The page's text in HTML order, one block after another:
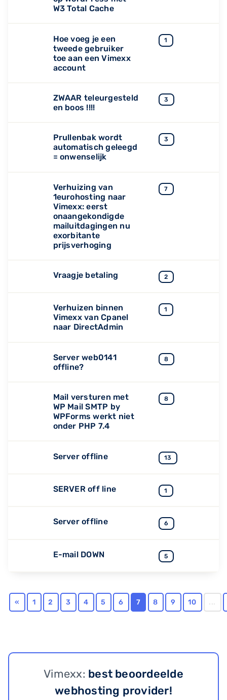
W3 Total Cache
Hoe voeg je een
tweede gebruiker
toe aan een Vimexx
account
1
ZWAAR teleurgesteld
en boos !!!!
3
Prullenbak wordt
automatisch geleegd
= onwenselijk
3
Verhuizing van
1eurohosting naar
Vimexx: eerst
onaangekondigde
mailuitdagingen nu
exorbitante
prijsverhoging
7
Vraagje betaling 2
Verhuizen binnen
Vimexx van Cpanel
naar DirectAdmin
1
Server web0141
offline?
8
Mail versturen met
WP Mail SMTP by
WPForms werkt niet
onder PHP 7.4
8
Server offline 13
SERVER off line 1
Server offline 6
E-mail DOWN 5
« 1 2 3 4 5 6 7 8 9 10 ...
Vimexx: best beoordeelde
webhosting provider!